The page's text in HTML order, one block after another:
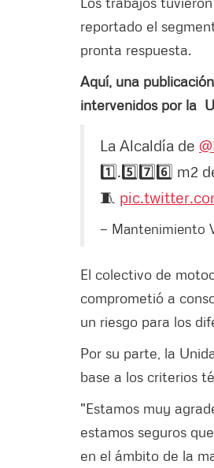
reportado el
pronta respuesta.
Aquí, una
intervenidos por la
La Alcaldía de
1️⃣.5️⃣7️⃣6️⃣ m2
🧵
— Mantenimiento
El colectivo de
comprometió a
un riesgo para los
Por su parte, la
base a los criterios
"Estamos muy
estamos seguros
en el ámbito de la